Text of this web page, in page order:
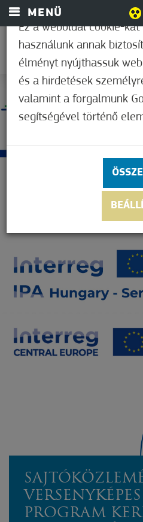
MENÜ
PROGRAM
Ez a weboldal cookie-kat
használunk annak
élményt nyújthassuk
és a hirdetések
valamint a forgalmunk
segítségével történő